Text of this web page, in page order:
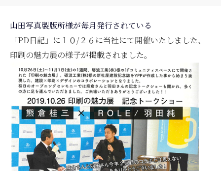
山田写真製版所様が毎月発行されている
「PD日記」に１０/２６に当社にて開催いたしました、
印刷の魅力展の様子が掲載されました。